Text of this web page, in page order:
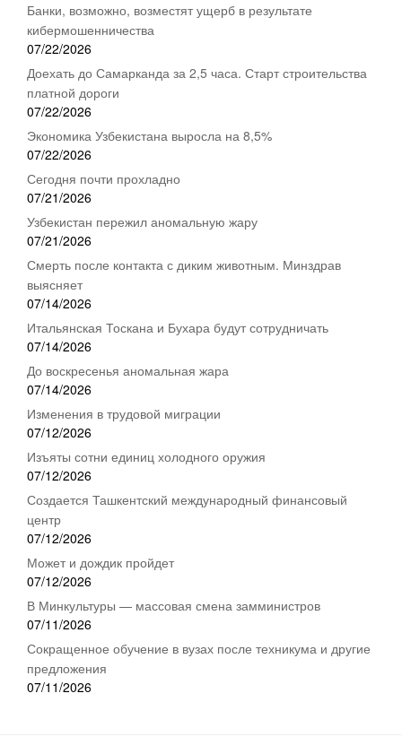
Банки, возможно, возместят ущерб в результате
кибермошенничества
07/22/2026
Доехать до Самарканда за 2,5 часа. Старт строительства
платной дороги
07/22/2026
Экономика Узбекистана выросла на 8,5%
07/22/2026
Сегодня почти прохладно
07/21/2026
Узбекистан пережил аномальную жару
07/21/2026
Смерть после контакта с диким животным. Минздрав
выясняет
07/14/2026
Итальянская Тоскана и Бухара будут сотрудничать
07/14/2026
До воскресенья аномальная жара
07/14/2026
Изменения в трудовой миграции
07/12/2026
Изъяты сотни единиц холодного оружия
07/12/2026
Создается Ташкентский международный финансовый
центр
07/12/2026
Может и дождик пройдет
07/12/2026
В Минкультуры — массовая смена замминистров
07/11/2026
Сокращенное обучение в вузах после техникума и другие
предложения
07/11/2026